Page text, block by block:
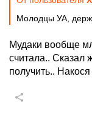
Молодцы УА,
Мудаки вообще
считала.. Сказал
получить..